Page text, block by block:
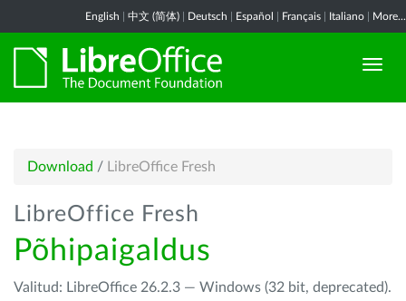
English 中文 (简体) Deutsch Español Français Italiano More...
Download / LibreOffice Fresh
LibreOffice Fresh
Põhipaigaldus
Valitud: LibreOffice 26.2.3 — Windows (32 bit, deprecated).